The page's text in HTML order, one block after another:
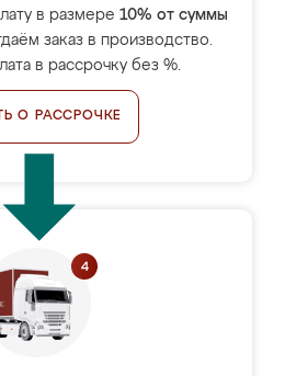
в размере 10% от суммы
заказ в производство.
в рассрочку без %.
О РАССРОЧКЕ